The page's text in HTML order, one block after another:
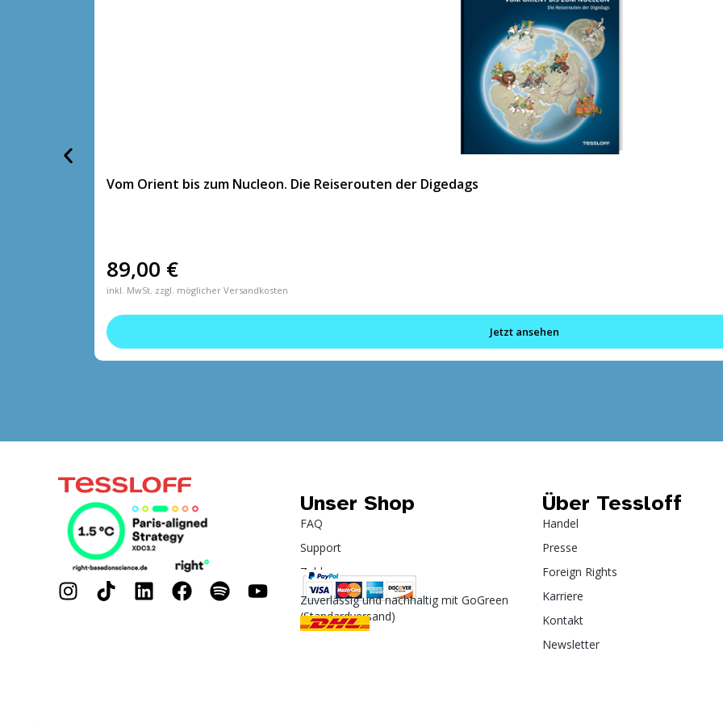
Vom Orient bis zum Nucleon. Die Reiserouten der Digedags
89,00 €
inkl. MwSt. zzgl. möglicher Versandkosten
Jetzt ansehen
Unser Shop
FAQ
Support
Zahlung
Zuverlässig und nachhaltig mit GoGreen
(Standardversand)
Über Tessloff
Handel
Presse
Foreign Rights
Karriere
Kontakt
Newsletter